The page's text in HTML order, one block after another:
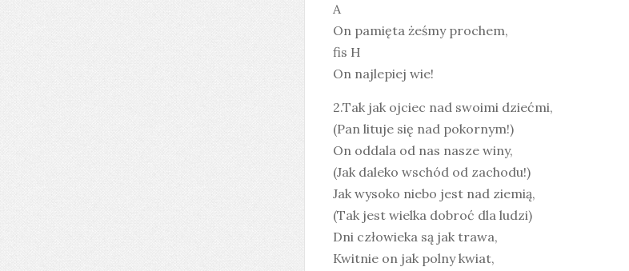
A
On pamięta żeśmy prochem,
fis H
On najlepiej wie!
2.Tak jak ojciec nad swoimi dziećmi,
(Pan lituje się nad pokornym!)
On oddala od nas nasze winy,
(Jak daleko wschód od zachodu!)
Jak wysoko niebo jest nad ziemią,
(Tak jest wielka dobroć dla ludzi)
Dni człowieka są jak trawa,
Kwitnie on jak polny kwiat,